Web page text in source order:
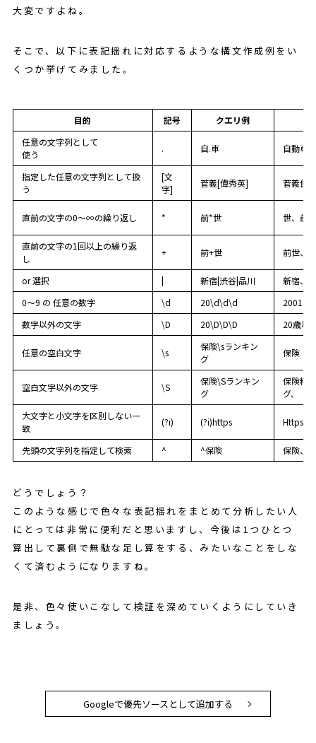
大変ですよね。
そこで、以下に表記揺れに対応するような構文作成例をい
くつか挙げてみました。
目的 記号
クエリ例
任意の文字列として
使う
. 自.車 自動車
指定した任意の文字列として扱
う
[文
字]
菅義[偉秀英] 菅義偉
直前の文字の0～∞の繰り返し * 前*世 世、前
直前の文字の1回以上の繰り返
し
+ 前+世 前世、
or 選択 | 新宿|渋谷|品川
新宿、
0～9 の 任意の数字
\d 20\d\d\d
20011
数字以外の文字
\D 20\D\D\D 20歳以
任意の空白文字 \s
保険\sランキン
グ
保険 ラ
空白文字以外の文字 \S
保険\Sランキン
グ
保険料
グ、
大文字と小文字を区別しない一
致
(?i) (?i)https Https、
先頭の文字列を指定して検索 ^ ^保険 保険、
どうでしょう？
このような感じで色々な表記揺れをまとめて分析したい人
にとっては非常に便利だと思いますし、今後は1つひとつ
算出して裏側で無駄な足し算をする、みたいなことをしな
くて済むようになりますね。
是非、色々使いこなして検証を深めていくようにしていき
ましょう。
Googleで優先ソースとして追加する